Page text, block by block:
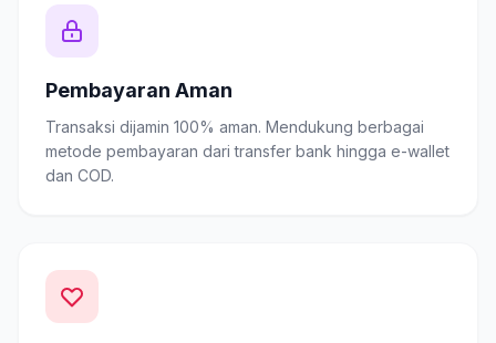
Pembayaran Aman
Transaksi dijamin 100% aman. Mendukung berbagai
metode pembayaran dari transfer bank hingga e-wallet
dan COD.